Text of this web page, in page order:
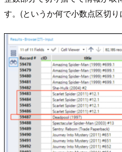
す。(というか何で小数点区切